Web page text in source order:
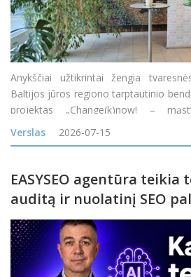
Anykščiai užtikrintai žengia
Baltijos jūros regiono tarptautinio
projektas „Change(k)now! –
vienkartinio naudojimo į žiedines arba
maisto pristatymo sistemas Baltijos
Verslas 2026-07-15
EASYSEO agentūra teikia
auditą ir nuolatinį SEO